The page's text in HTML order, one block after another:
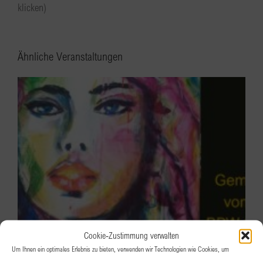
Cookie-Zustimmung verwalten
Um Ihnen ein optimales Erlebnis zu bieten, verwenden wir Technologien wie Cookies, um
klicken)
Ähnliche Veranstaltungen